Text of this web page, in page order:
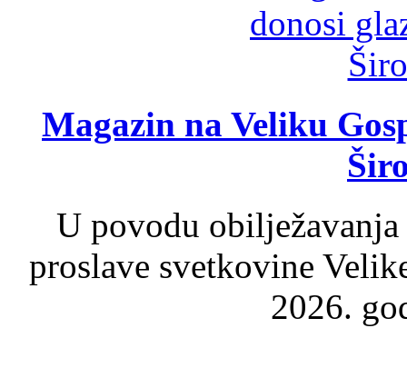
Magazin na Veliku
U povodu
proslave svetkovine
2026.